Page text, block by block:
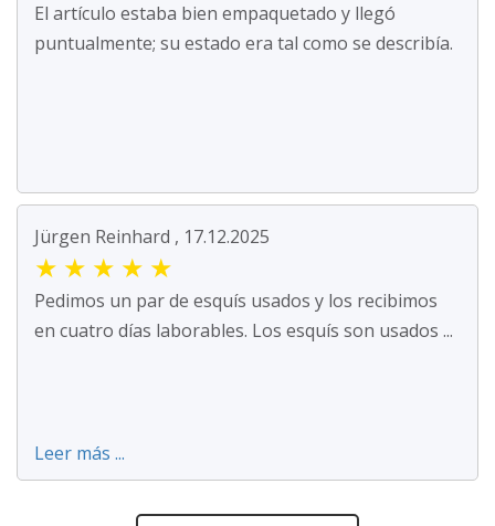
El artículo estaba bien empaquetado y llegó
puntualmente; su estado era tal como se describía.
Jürgen Reinhard , 17.12.2025
★ ★ ★ ★ ★
Pedimos un par de esquís usados y los recibimos
en cuatro días laborables. Los esquís son usados ...
Leer más ...